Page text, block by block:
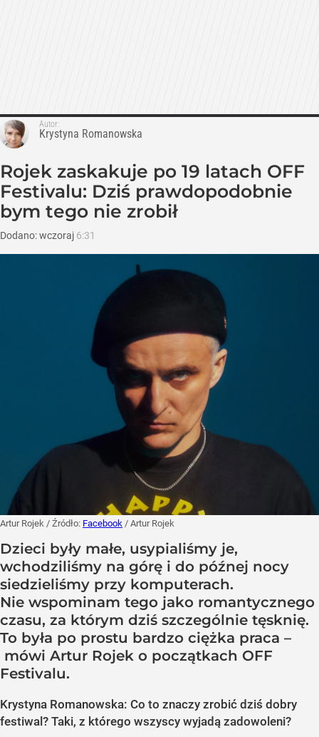
Autor:
Krystyna Romanowska
Rojek zaskakuje po 19 latach OFF
Festivalu: Dziś prawdopodobnie
bym tego nie zrobił
Dodano:wczoraj 6:31
Artur Rojek / Źródło: Facebook / Artur Rojek
Dzieci były małe, usypialiśmy je,
wchodziliśmy na górę i do późnej nocy
siedzieliśmy przy komputerach.
Nie wspominam tego jako romantycznego
czasu, za którym dziś szczególnie tęsknię.
To była po prostu bardzo ciężka praca –
mówi Artur Rojek o początkach OFF
Festivalu.
Krystyna Romanowska: Co to znaczy zrobić dziś dobry
festiwal? Taki, z którego wszyscy wyjadą zadowoleni?